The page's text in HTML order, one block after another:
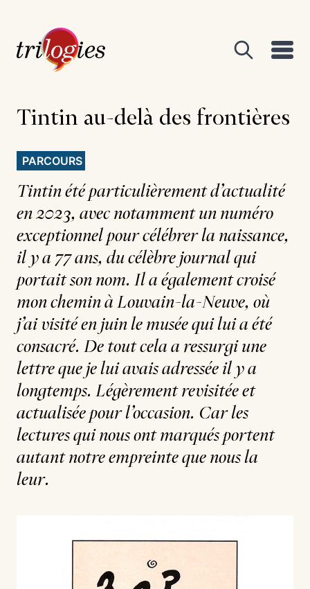
Tintin au-delà des frontières
PARCOURS
Tintin été particulièrement d’actualité
en 2023, avec notamment un numéro
exceptionnel pour célébrer la naissance,
il y a 77 ans, du célèbre journal qui
portait son nom. Il a également croisé
mon chemin à Louvain-la-Neuve, où
j’ai visité en juin le musée qui lui a été
consacré. De tout cela a ressurgi une
lettre que je lui avais adressée il y a
longtemps. Légèrement revisitée et
actualisée pour l’occasion. Car les
lectures qui nous ont marqués portent
autant notre empreinte que nous la
leur.